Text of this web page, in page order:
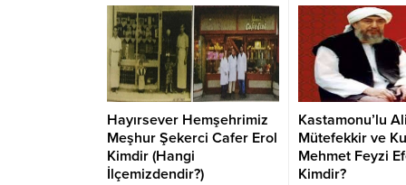
Kastamonu Taşköprülü
araştırmacı gazeteci, yazar Ş.
Adnan Şenel Ankara’da vefat
etti.
geçmiş dönemde
Kastamonu İl
görevini de
süre İl meclis
Avukat Halil Uluay,
Kastamonu’da
bir isim olarak öne
Taşköprü İmam
yatılıları olarak yeni
Hayırsever Hemşehrimiz
Meşhur Şekerci Cafer Erol
Kimdir (Hangi
İlçemizdendir?)
Kastamonu’lu
Mütefekkir ve
Mehmet Feyzi
Kimdir?